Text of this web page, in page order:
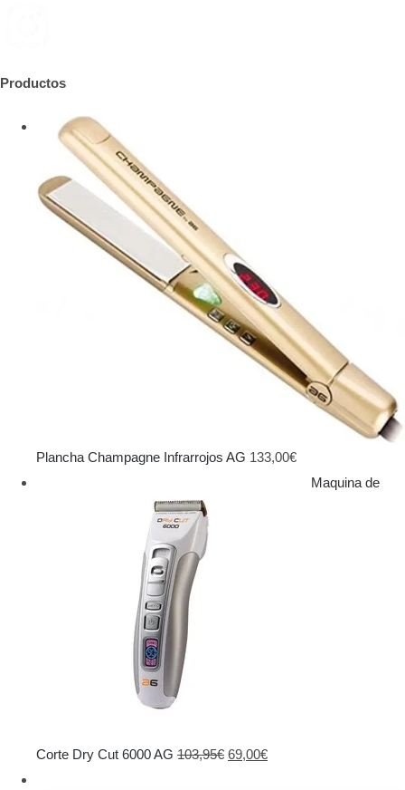
Productos
Plancha Champagne Infrarrojos AG 133,00€
Maquina de
Corte Dry Cut 6000 AG 103,95€ El
69,00€El